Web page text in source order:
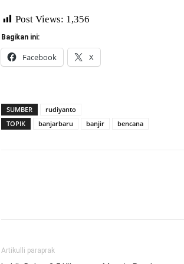
Post Views: 1,356
Bagikan ini:
Facebook X
SUMBER
rudiyanto
TOPIK
banjarbaru banjir bencana
Artikulli paraprak